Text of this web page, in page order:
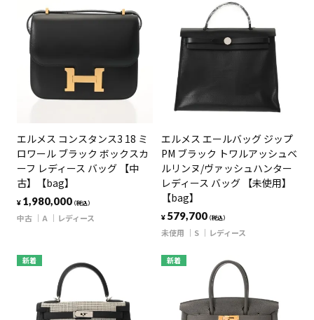
エルメス コンスタンス3 18 ミ
ロワール ブラック ボックスカ
ーフ レディース バッグ 【中
古】【bag】
¥ 1,980,000（税込）
中古 A レディース
エルメス エールバッグ ジップ
PM ブラック トワルアッシュベ
ルリンヌ/ヴァッシュハンター
レディース バッグ 【未使用】
【bag】
¥ 579,700（税込）
未使用 S レディース
新着 新着